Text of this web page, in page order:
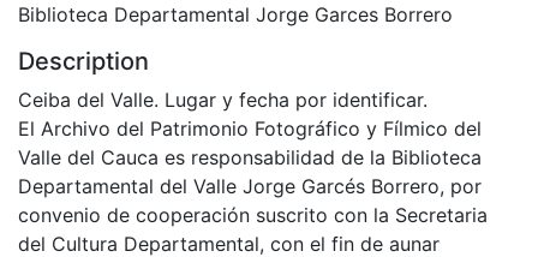
Biblioteca Departamental Jorge Garces Borrero
Description
Ceiba del Valle. Lugar y fecha por identificar.
El Archivo del Patrimonio Fotográfico y Fílmico del
Valle del Cauca es responsabilidad de la Biblioteca
Departamental del Valle Jorge Garcés Borrero, por
convenio de cooperación suscrito con la Secretaria
del Cultura Departamental, con el fin de aunar